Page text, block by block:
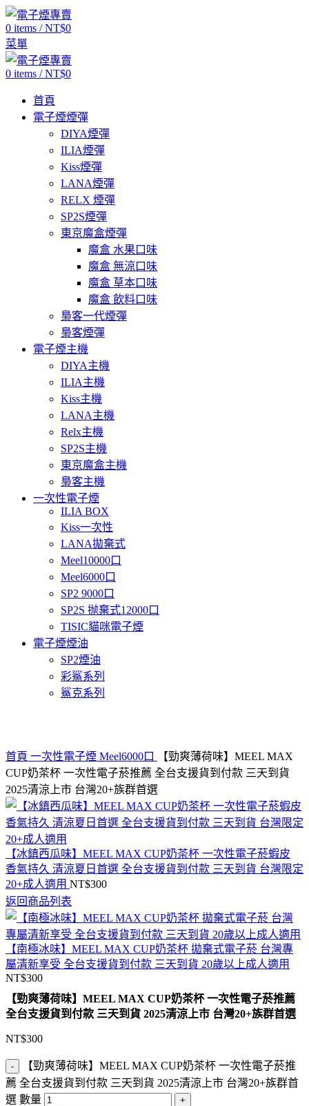
0 items / NT$0
菜單
0 items / NT$0
首頁
電子煙煙彈
DIYA煙彈
ILIA煙彈
Kiss煙彈
LANA煙彈
RELX 煙彈
SP2S煙彈
東京魔盒煙彈
魔盒 水果口味
魔盒 無涼口味
魔盒 草本口味
魔盒 飲料口味
梟客一代煙彈
梟客煙彈
電子煙主機
DIYA主機
ILIA主機
Kiss主機
LANA主機
Relx主機
SP2S主機
東京魔盒主機
梟客主機
一次性電子煙
ILIA BOX
Kiss一次性
LANA拋棄式
Meel10000口
Meel6000口
SP2 9000口
SP2S 抛棄式12000口
TISIC貓咪電子煙
電子煙煙油
SP2煙油
彩鯊系列
鯊克系列
首頁 一次性電子煙 Meel6000口
【勁爽薄荷味】MEEL MAX
CUP奶茶杯 一次性電子菸推薦 全台支援貨到付款 三天到貨
2025清涼上市 台灣20+族群首選
【冰鎮西瓜味】MEEL MAX CUP奶茶杯 一次性電子菸蝦皮
香氣持久 清涼夏日首選 全台支援貨到付款 三天到貨 台灣限定
20+成人適用 NT$300
返回商品列表
【南極冰味】MEEL MAX CUP奶茶杯 拋棄式電子菸 台灣專
屬清新享受 全台支援貨到付款 三天到貨 20歲以上成人適用
NT$300
【勁爽薄荷味】MEEL MAX CUP奶茶杯 一次性電子菸推薦
全台支援貨到付款 三天到貨 2025清涼上市 台灣20+族群首選
NT$300
【勁爽薄荷味】MEEL MAX CUP奶茶杯 一次性電子菸推
薦 全台支援貨到付款 三天到貨 2025清涼上市 台灣20+族群首
選 數量